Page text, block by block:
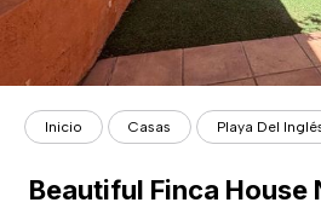
Inicio Casas Playa Del
Beautiful Finca House